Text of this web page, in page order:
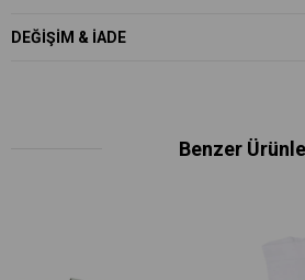
DEĞIŞIM & İADE
Benzer